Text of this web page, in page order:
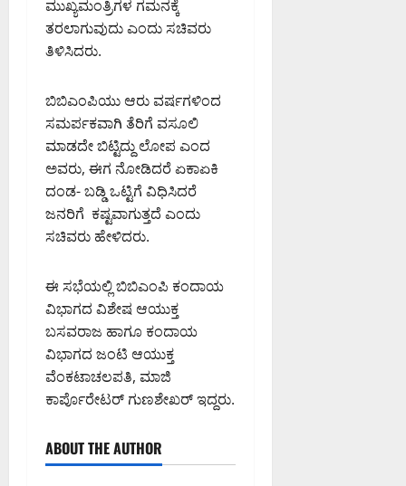
ಮುಖ್ಯಮಂತ್ರಿಗಳ ಗಮನಕ್ಕೆ
ತರಲಾಗುವುದು ಎಂದು ಸಚಿವರು
ತಿಳಿಸಿದರು.
ಬಿಬಿಎಂಪಿಯು ಆರು ವರ್ಷಗಳಿಂದ
ಸಮರ್ಪಕವಾಗಿ ತೆರಿಗೆ ವಸೂಲಿ
ಮಾಡದೇ ಬಿಟ್ಟಿದ್ದು ಲೋಪ ಎಂದ
ಅವರು, ಈಗ ನೋಡಿದರೆ ಏಕಾಏಕಿ
ದಂಡ- ಬಡ್ಡಿ ಒಟ್ಟಿಗೆ ವಿಧಿಸಿದರೆ
ಜನರಿಗೆ ಕಷ್ಟವಾಗುತ್ತದೆ ಎಂದು
ಸಚಿವರು ಹೇಳಿದರು.
ಈ ಸಭೆಯಲ್ಲಿ ಬಿಬಿಎಂಪಿ ಕಂದಾಯ
ವಿಭಾಗದ ವಿಶೇಷ ಆಯುಕ್ತ
ಬಸವರಾಜ ಹಾಗೂ ಕಂದಾಯ
ವಿಭಾಗದ ಜಂಟಿ ಆಯುಕ್ತ
ವೆಂಕಟಾಚಲಪತಿ, ಮಾಜಿ
ಕಾರ್ಪೊರೇಟರ್ ಗುಣಶೇಖರ್ ಇದ್ದರು.
ABOUT THE AUTHOR